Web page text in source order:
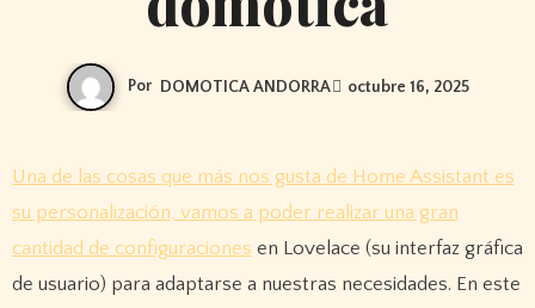
Por DOMOTICA ANDORRA octubre 16, 2025
Una de las cosas que más nos gusta de Home Assistant es
su personalización, vamos a poder realizar una gran
cantidad de configuraciones en Lovelace (su interfaz gráfica
de usuario) para adaptarse a nuestras necesidades. En este